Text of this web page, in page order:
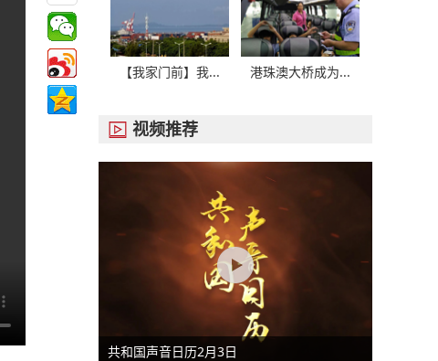
【我家门前】我... 港珠澳大桥成为...
 视频推荐
共和国声音日历2月3日